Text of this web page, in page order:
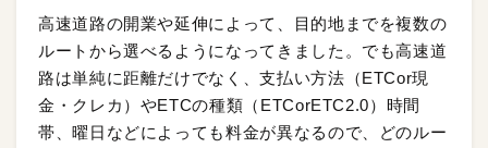
高速道路の開業や延伸によって、目的地までを複数の
ルートから選べるようになってきました。でも高速道
路は単純に距離だけでなく、支払い方法（ETCor現
金・クレカ）やETCの種類（ETCorETC2.0）時間
帯、曜日などによっても料金が異なるので、どのルー